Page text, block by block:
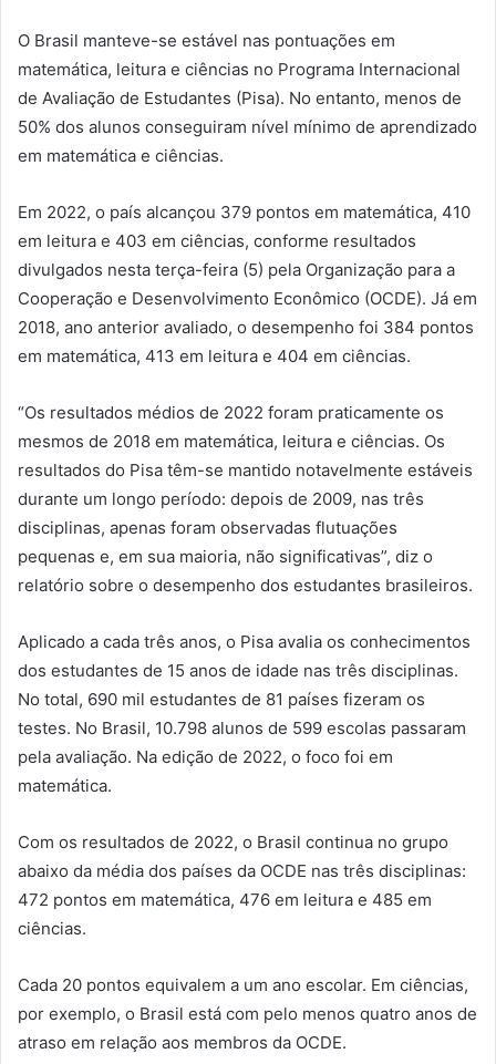
O Brasil manteve-se estável nas pontuações em
matemática, leitura e ciências no Programa Internacional
de Avaliação de Estudantes (Pisa). No entanto, menos de
50% dos alunos conseguiram nível mínimo de aprendizado
em matemática e ciências.
Em 2022, o país alcançou 379 pontos em matemática, 410
em leitura e 403 em ciências, conforme resultados
divulgados nesta terça-feira (5) pela Organização para a
Cooperação e Desenvolvimento Econômico (OCDE). Já em
2018, ano anterior avaliado, o desempenho foi 384 pontos
em matemática, 413 em leitura e 404 em ciências.
“Os resultados médios de 2022 foram praticamente os
mesmos de 2018 em matemática, leitura e ciências. Os
resultados do Pisa têm-se mantido notavelmente estáveis
durante um longo período: depois de 2009, nas três
disciplinas, apenas foram observadas flutuações
pequenas e, em sua maioria, não significativas”, diz o
relatório sobre o desempenho dos estudantes brasileiros.
Aplicado a cada três anos, o Pisa avalia os conhecimentos
dos estudantes de 15 anos de idade nas três disciplinas.
No total, 690 mil estudantes de 81 países fizeram os
testes. No Brasil, 10.798 alunos de 599 escolas passaram
pela avaliação. Na edição de 2022, o foco foi em
matemática.
Com os resultados de 2022, o Brasil continua no grupo
abaixo da média dos países da OCDE nas três disciplinas:
472 pontos em matemática, 476 em leitura e 485 em
ciências.
Cada 20 pontos equivalem a um ano escolar. Em ciências,
por exemplo, o Brasil está com pelo menos quatro anos de
atraso em relação aos membros da OCDE.